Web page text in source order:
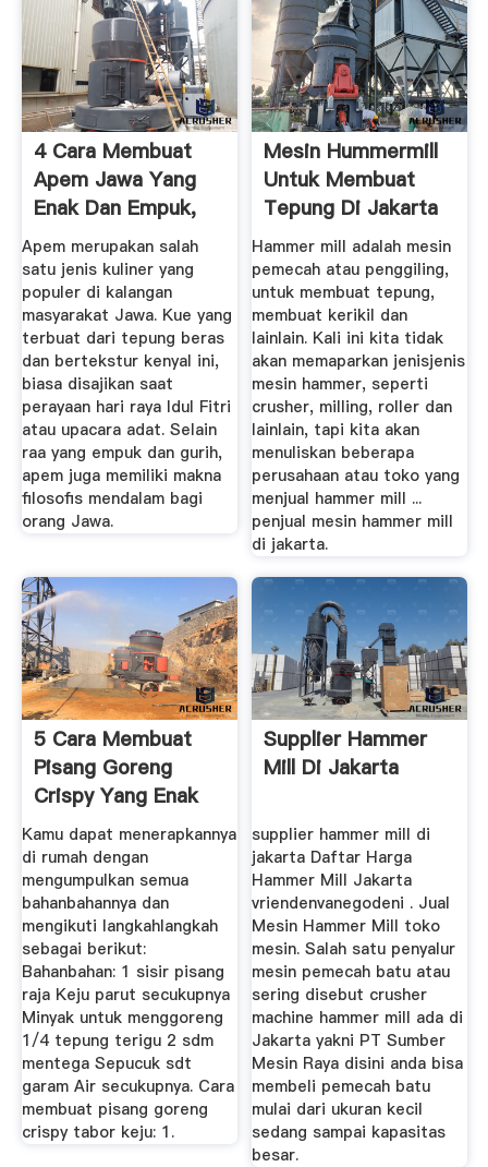
4 Cara Membuat
Apem Jawa Yang
Enak Dan Empuk,
Mudah ...
Apem merupakan salah
satu jenis kuliner yang
populer di kalangan
masyarakat Jawa. Kue yang
terbuat dari tepung beras
dan bertekstur kenyal ini,
biasa disajikan saat
perayaan hari raya Idul Fitri
atau upacara adat. Selain
raa yang empuk dan gurih,
apem juga memiliki makna
filosofis mendalam bagi
orang Jawa.
Mesin Hummermill
Untuk Membuat
Tepung Di Jakarta
Hammer mill adalah mesin
pemecah atau penggiling,
untuk membuat tepung,
membuat kerikil dan
lainlain. Kali ini kita tidak
akan memaparkan jenisjenis
mesin hammer, seperti
crusher, milling, roller dan
lainlain, tapi kita akan
menuliskan beberapa
perusahaan atau toko yang
menjual hammer mill ...
penjual mesin hammer mill
di jakarta.
5 Cara Membuat
Pisang Goreng
Crispy Yang Enak
Dan Renyah ...
Kamu dapat menerapkannya
di rumah dengan
mengumpulkan semua
bahanbahannya dan
mengikuti langkahlangkah
sebagai berikut:
Bahanbahan: 1 sisir pisang
raja Keju parut secukupnya
Minyak untuk menggoreng
1/4 tepung terigu 2 sdm
mentega Sepucuk sdt
garam Air secukupnya. Cara
membuat pisang goreng
crispy tabor keju: 1.
Supplier Hammer
Mill Di Jakarta
supplier hammer mill di
jakarta Daftar Harga
Hammer Mill Jakarta
vriendenvanegodeni . Jual
Mesin Hammer Mill toko
mesin. Salah satu penyalur
mesin pemecah batu atau
sering disebut crusher
machine hammer mill ada di
Jakarta yakni PT Sumber
Mesin Raya disini anda bisa
membeli pemecah batu
mulai dari ukuran kecil
sedang sampai kapasitas
besar.